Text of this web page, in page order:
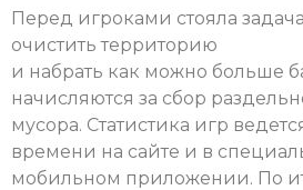
Перед игроками стояла
очистить территорию
и набрать как можно больше
начисляются за сбор
мусора. Статистика игр
времени на сайте и в
мобильном приложении. По